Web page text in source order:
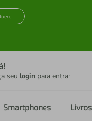
seu login para entrar
Smartphones Livros